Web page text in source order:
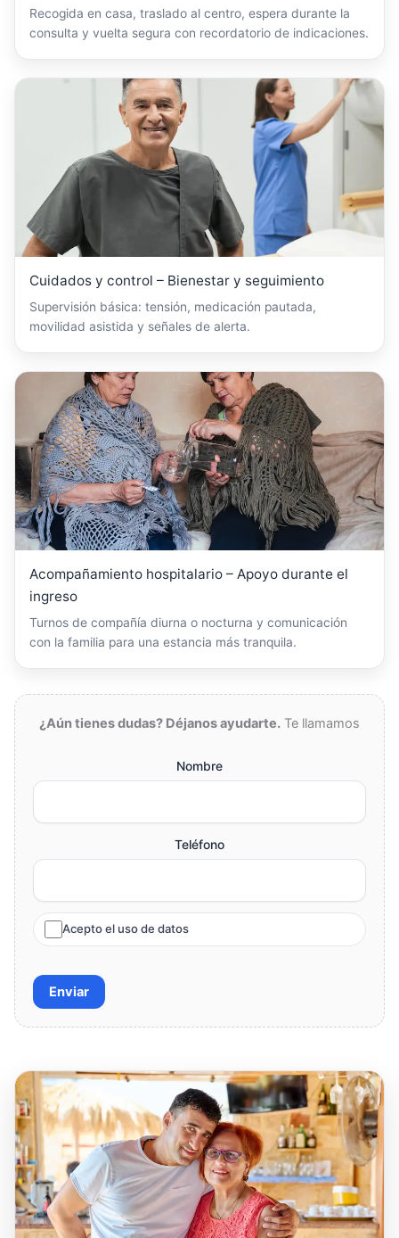
Recogida en casa, traslado al centro, espera durante la
consulta y vuelta segura con recordatorio de indicaciones.
Cuidados y control – Bienestar y seguimiento
Supervisión básica: tensión, medicación pautada,
movilidad asistida y señales de alerta.
Acompañamiento hospitalario – Apoyo durante el
ingreso
Turnos de compañía diurna o nocturna y comunicación
con la familia para una estancia más tranquila.
¿Aún tienes dudas? Déjanos ayudarte. Te llamamos
Nombre
Teléfono
Acepto el uso de datos
Enviar